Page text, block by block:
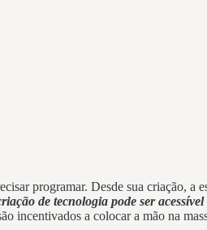
programar. Desde sua criação, a
de tecnologia pode ser acessível
incentivados a colocar a mão na